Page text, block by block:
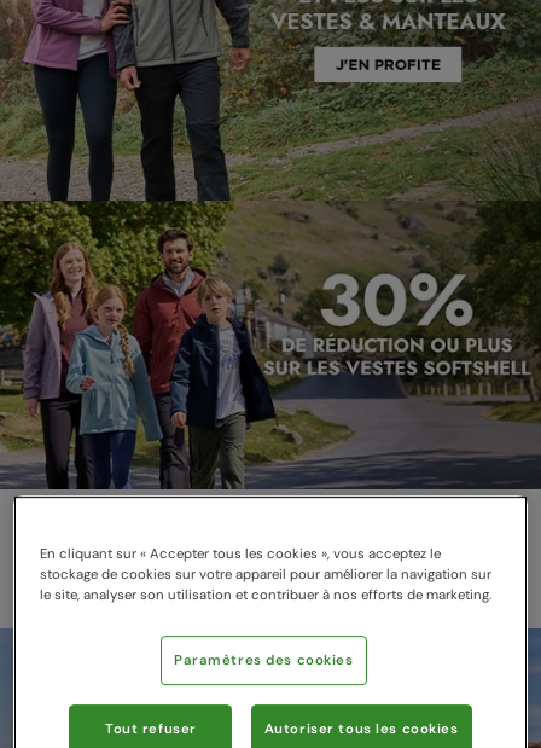
Légères et résistantes à l'eau
En cliquant sur « Accepter tous les cookies », vous acceptez le
stockage de cookies sur votre appareil pour améliorer la navigation sur
le site, analyser son utilisation et contribuer à nos efforts de marketing.
Paramètres des cookies
Tout refuser Autoriser tous les cookies